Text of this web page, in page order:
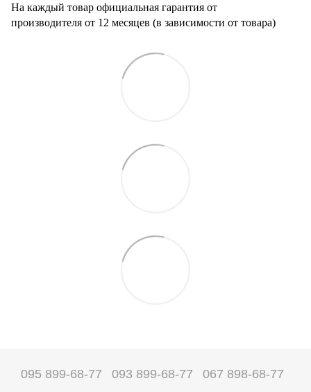
На каждый товар официальная гарантия от
производителя от 12 месяцев (в зависимости от товара)
095 899-68-77 093 899-68-77 067 898-68-77